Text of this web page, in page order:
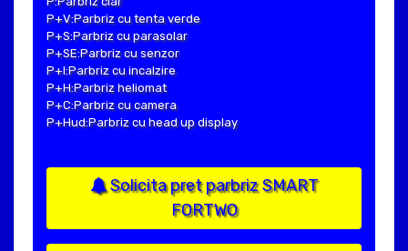
P+V:Parbriz cu tenta verde
P+S:Parbriz cu parasolar
P+SE:Parbriz cu senzor
P+I:Parbriz cu incalzire
P+H:Parbriz heliomat
P+C:Parbriz cu camera
P+Hud:Parbriz cu head up display
Solicita pret parbriz SMART
FORTWO